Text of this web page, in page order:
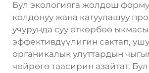
Бул экологияга жолдош
колдонуу жана катуулашуу
учурунда суу өткөрбөө
эффективдүүлигин сактап,
органикалык улуттардын
чөйрөгө таасирин азайтат.